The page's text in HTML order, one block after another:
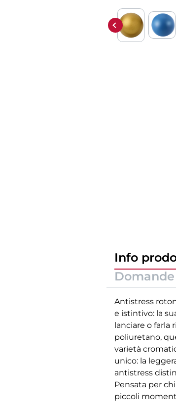
Info
Antistress
e istintivo: la
lanciare o farla
poliuretano,
varietà
unico: la
antistress
Pensata per
piccoli